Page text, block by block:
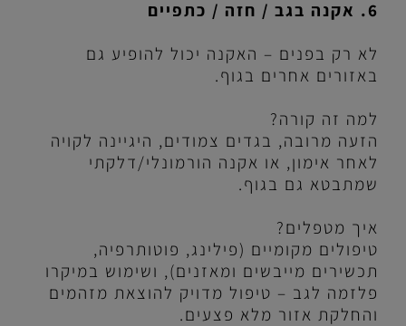
6. אקנה בגב / חזה / כתפיים
לא רק בפנים – האקנה יכול להופיע גם
באזורים אחרים בגוף.
למה זה קורה?
הזעה מרובה, בגדים צמודים, היגיינה לקויה
לאחר אימון, או אקנה הורמונלי/דלקתי
שמתבטא גם בגוף.
איך מטפלים?
טיפולים מקומיים (פילינג, פוטותרפיה,
תכשירים מייבשים ומאזנים), ושימוש במיקרו
פלזמה לגב – טיפול מדויק להוצאת מזהמים
והחלקת אזור מלא פצעים.